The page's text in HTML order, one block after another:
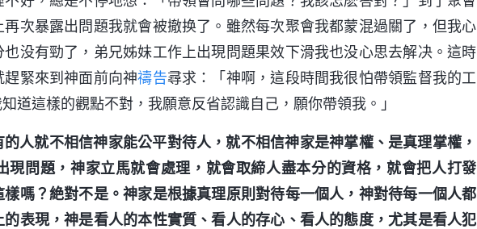
次暴露出問題我就會被撤换了。雖然每次聚會我都蒙混過關了，但我心
没有勁了，弟兄姊妹工作上出現問題果效下滑我也没心思去解决。這時
緊來到神面前向神禱告尋求：「神啊，這段時間我很怕帶領監督我的工
道這樣的觀點不對，我願意反省認識自己，願你帶領我。」
的人就不相信神家能公平對待人，就不相信神家是神掌權、是真理掌權，
現問題，神家立馬就會處理，就會取締人盡本分的資格，就會把人打發
嗎？絶對不是。神家是根據真理原則對待每一個人，神對待每一個人都
表現，神是看人的本性實質、看人的存心、看人的態度，尤其是看人犯